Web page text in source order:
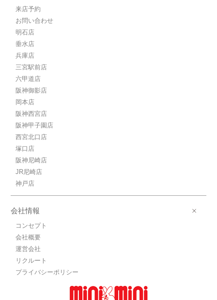
来店予約
お問い合わせ
明石店
垂水店
兵庫店
三宮駅前店
六甲道店
阪神御影店
岡本店
阪神西宮店
阪神甲子園店
西宮北口店
塚口店
阪神尼崎店
JR尼崎店
神戸店
会社情報
コンセプト
会社概要
運営会社
リクルート
プライバシーポリシー